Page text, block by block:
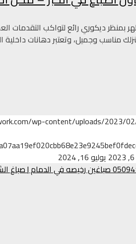
بمنظر ديكوري رائع لتواكب التقدمات
مناسب وجميل، وتعتبر دهانات
wp-content/uploads/2023/
يوليو 16, 2024